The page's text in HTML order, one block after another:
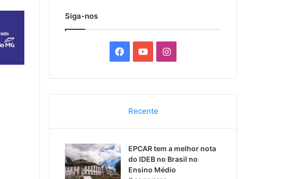
Siga-nos
c
e
b
o
o
u
T
u
b
e
I
s
a
g
r
Recente
EPCAR tem a melhor nota
do IDEB no Brasil no
Ensino Médio